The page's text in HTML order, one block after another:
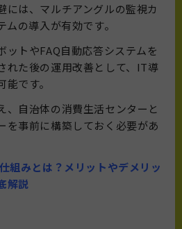
には、マルチアングルの監視カ
の導入が有効です。
ットやFAQ自動応答システムを
れた後の運用改善として、IT導
です。
、自治体の消費生活センターと
を事前に構築しておく必要があ
組みとは？メリットやデメリッ
解説